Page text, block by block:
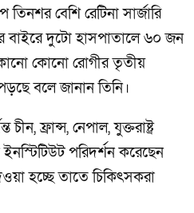
তিনশর বেশি রেটিনা সার্জারি
বাইরে দুটো হাসপাতালে ৬০ জন
কোনো রোগীর তৃতীয়
বলে জানান তিনি।
ফ্রান্স, নেপাল, যুক্তরাষ্ট্র
পরিদর্শন করেছেন
হচ্ছে তাতে চিকিৎসকরা